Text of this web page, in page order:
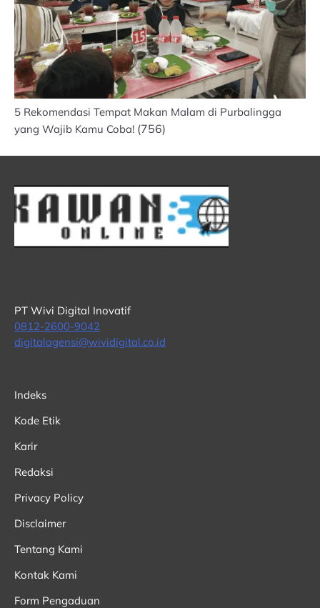
5 Rekomendasi Tempat Makan Malam di Purbalingga
yang Wajib Kamu Coba! (756)
PT Wivi Digital Inovatif
0812-2600-9042
digitalagensi@wividigital.co.id
Indeks
Kode Etik
Karir
Redaksi
Privacy Policy
Disclaimer
Tentang Kami
Kontak Kami
Form Pengaduan